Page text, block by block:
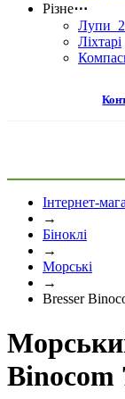
Різне⋯
Лупи
Ліхтарі
Інтернет-
→
Біноклі
→
Морські
→
Bresser
Binocom